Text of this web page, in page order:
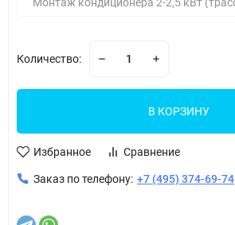
Количество:
В КОРЗИНУ
Избранное Сравнение
Заказ по телефону: +7 (495) 374-69-74